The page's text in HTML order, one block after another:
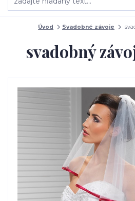
Úvod Svadobné závoje
svadobný